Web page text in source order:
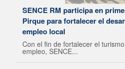
SENCE RM participa en
Pirque para fortalecer el
empleo local
Con el fin de fortalecer el
empleo, SENCE...